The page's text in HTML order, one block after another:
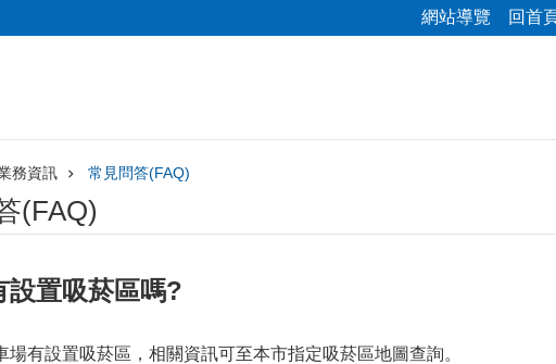
網站導覽 回首
務資訊 常見問答(FAQ)
(FAQ)
設置吸菸區嗎?
場有設置吸菸區，相關資訊可至本市指定吸菸區地圖查詢。